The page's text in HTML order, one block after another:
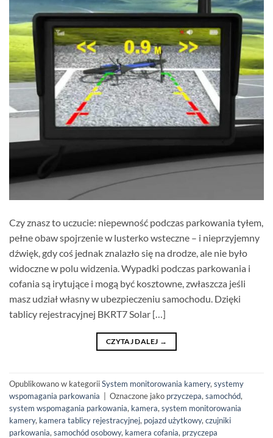
Czy znasz to uczucie: niepewność podczas parkowania tyłem,
pełne obaw spojrzenie w lusterko wsteczne – i nieprzyjemny
dźwięk, gdy coś jednak znalazło się na drodze, ale nie było
widoczne w polu widzenia. Wypadki podczas parkowania i
cofania są irytujące i mogą być kosztowne, zwłaszcza jeśli
masz udział własny w ubezpieczeniu samochodu. Dzięki
tablicy rejestracyjnej BKRT7 Solar […]
CZYTAJ DALEJ →
Opublikowano w kategoriiSystem monitorowania kamery, systemy
wspomagania parkowania
Oznaczone jako przyczepa, samochód,
system wspomagania parkowania, kamera, system monitorowania
kamery, kamera tablicy rejestracyjnej, pojazd użytkowy, czujniki
parkowania, samochód osobowy, kamera cofania, przyczepa